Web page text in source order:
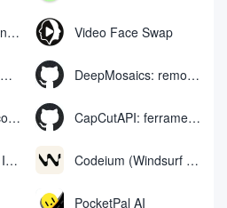
RoboNeo: ferramenta de IA para gerar e editar vídeos e imagens via chat Video Face Swap
FaceFusion: Ferramenta de aprimoramento de troca de rosto em vídeo | Movimentos de boca em vídeo com sincronização de voz DeepMosaics: remoção automática de mosaicos ou adição de mosaicos a imagens e vídeos
Sherpa-ONNX: reconhecimento e síntese de fala off-line com o ONNXRuntime CapCutAPI: ferramenta de código aberto para controle automatizado de clipes de vídeo CapCut
Jan: Assistente de IA off-line de código aberto, substituto do ChatGPT, executa modelos de IA locais ou se conecta à IA na nuvem Codeium (Windsurf Editor): ferramenta gratuita de bate-papo e preenchimento de código de IA, o Windsurf escreve o código completo do projeto de forma conversacional
PocketPal AI